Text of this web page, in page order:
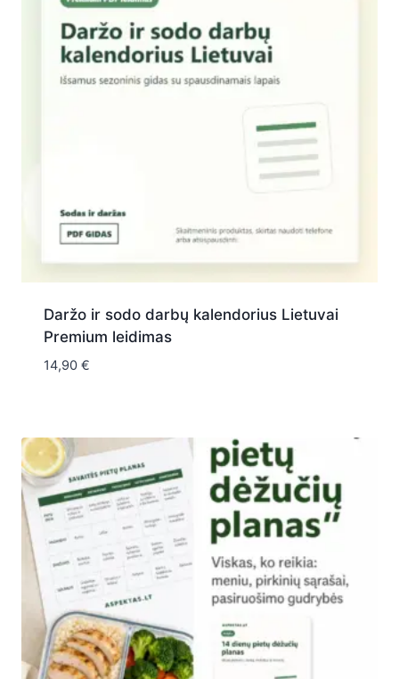
Daržo ir sodo darbų kalendorius Lietuvai
Premium leidimas
14,90 €